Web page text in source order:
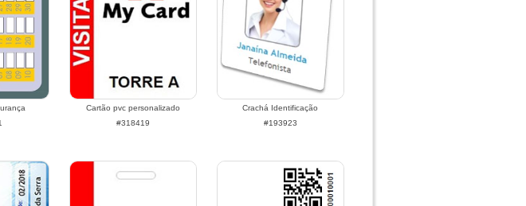
Cartão pvc personalizado
#318419
Crachá Identificação
#193923